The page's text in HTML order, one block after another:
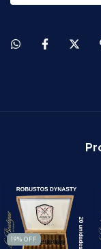
19% OFF